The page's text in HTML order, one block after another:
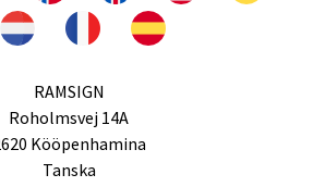
RAMSIGN
Roholmsvej 14A
Kööpenhamina
Tanska